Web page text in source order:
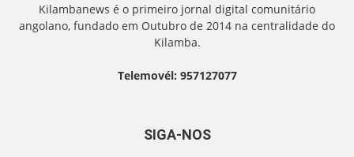
Kilambanews é o primeiro jornal digital comunitário
angolano, fundado em Outubro de 2014 na centralidade do
Kilamba.
Telemovél: 957127077
SIGA-NOS